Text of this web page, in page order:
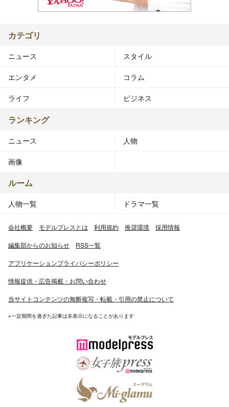
カテゴリ
ニュース スタイル
エンタメ コラム
ライフ ビジネス
ランキング
ニュース 人物
画像
ルーム
人物一覧 ドラマ一覧
会社概要 モデルプレスとは 利用規約 推奨環境 採用情報
編集部からのお知らせ RSS一覧
アプリケーションプライバシーポリシー
情報提供・広告掲載・お問い合わせ
当サイトコンテンツの無断複写・転載・引用の禁止について
※一定期間を過ぎた記事は非表示になることがあります